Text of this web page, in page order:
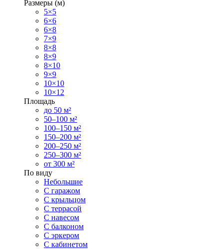
Размеры (м)
5×5
6×6
6×8
7×9
8×8
8×9
8×10
9×9
10×10
10×12
Площадь
до 50 м²
50–100 м²
100–150 м²
150–200 м²
200–250 м²
250–300 м²
от 300 м²
По виду
Небольшие
С гаражом
С крыльцом
С террасой
С навесом
С балконом
С эркером
С кабинетом